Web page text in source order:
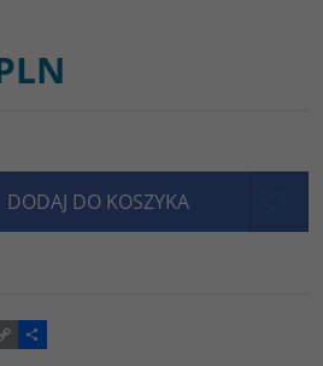
DODAJ DO KOSZYKA
C
o
P
o